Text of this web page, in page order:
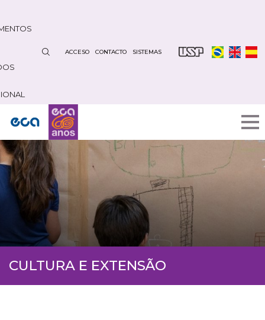
contenido
ACCESO CONTACTO SISTEMAS
CULTURA E EXTENSÃO